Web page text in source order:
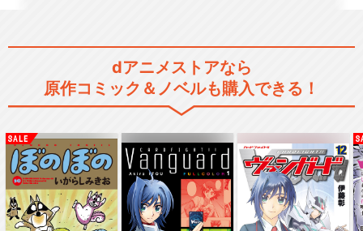
dアニメストアなら
原作コミック＆ノベルも購入できる！